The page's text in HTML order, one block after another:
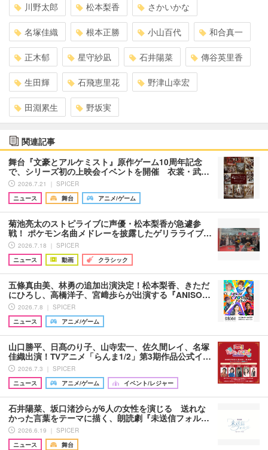
川野太郎 松本梨香 さかいかな
名塚佳織 根本正勝 小山百代 和合真一
正木郁 星守紗凪 石井陽菜 傳谷英里香
生田輝 石飛恵里花 野津山幸宏
田淵累生 野坂実
関連記事
舞台『文豪とアルケミスト』原作ゲーム10周年記念
で、シリーズ初の上映会イベントを開催 衣裳・武…
2026.7.21 ｜ SPICER
ニュース
舞台 アニメ/ゲーム
菊池亮太のストピライブに声優・松本梨香が急遽参
戦！ ポケモン名曲メドレーを披露したゲリラライブ…
2026.7.18 ｜ SPICER
ニュース
動画 クラシック
五條真由美、林勇の追加出演決定！松本梨香、きただ
にひろし、高橋洋子、宮﨑歩らが出演する『ANISO…
2026.7.8 ｜ SPICER
ニュース
アニメ/ゲーム
山口勝平、日髙のり子、山寺宏一、佐久間レイ、名塚
佳織出演！TVアニメ「らんま1/2」第3期作品公式イ…
2026.7.3 ｜ SPICER
ニュース
アニメ/ゲーム イベント/レジャー
石井陽菜、坂口渚沙らが6人の女性を演じる 送れな
かった言葉をテーマに描く、朗読劇『未送信フォル…
2026.6.19 ｜ SPICER
ニュース
舞台